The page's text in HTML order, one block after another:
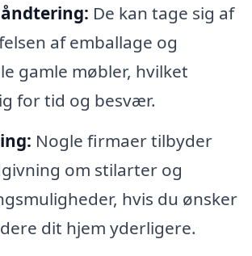
De kan tage sig af
af emballage og
gamle møbler, hvilket
for tid og besvær.
Nogle firmaer tilbyder
om stilarter og
hvis du ønsker
dit hjem yderligere.